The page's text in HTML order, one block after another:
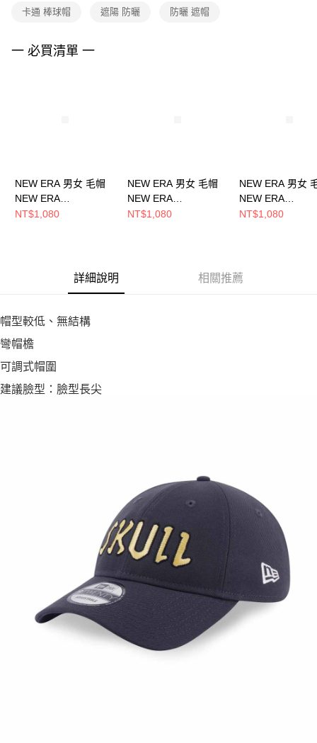
３．未成年的使用者請事先徵得法定代理人或監護人之同意方可使用
４．使用「AFTEE先享後付」時，將依據個別帳號之用戶狀況，依本公司即
卡通 棒球帽 遮陽 防曬 防曬 遮帽
一 必買清單 一
NEW ERA 男女 毛帽
NEW ERA
NE70534812
NT$1,080
NEW ERA 男女 毛帽
NEW ERA
NE70534806
NT$1,080
NEW ERA 男女
NEW ERA
NE70534809
NT$1,080
詳細說明 相關推薦
帽型較低、無結構
彎帽檐
可調式帽圍
建議臉型：臉型長尖